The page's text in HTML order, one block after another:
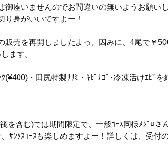
御座いませんのでお間違いの無いようお願い
り身がいいですよー！
販売を再開しましたよっ。因みに、4尾で￥
ます。
(¥400)・田尻特製ｻｻﾐ・ｷﾋﾞﾅｺﾞ･冷凍活けｴﾋﾞを
を含む)では期間限定で、一般ｺｰｽ同様ﾒｼﾞﾛさ
ｻﾝｸｽｺｰｽも楽しめますよー！詳しくは、受付